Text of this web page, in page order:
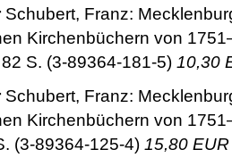
Schubert, Franz:
Kirchenbüchern von
S. (3-89364-181-5) 10,30
Schubert, Franz:
Kirchenbüchern von
(3-89364-125-4) 15,80 EUR